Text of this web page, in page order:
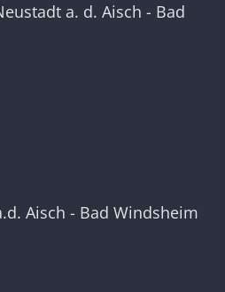
a. d. Aisch - Bad
Aisch - Bad Windsheim